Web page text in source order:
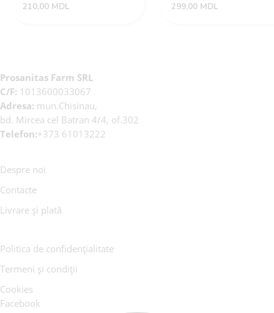
210,00 MDL 299,00 MDL
Prosanitas Farm SRL
C/F: 1013600033067
Adresa: mun.Chisinau,
bd. Mircea cel Batran 4/4, of.302
Telefon:+373 61013222
Despre noi
Contacte
Livrare și plată
Politica de confidențialitate
Termeni și condiții
Cookies
Facebook